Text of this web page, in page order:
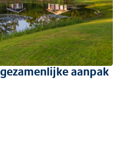
aanpak